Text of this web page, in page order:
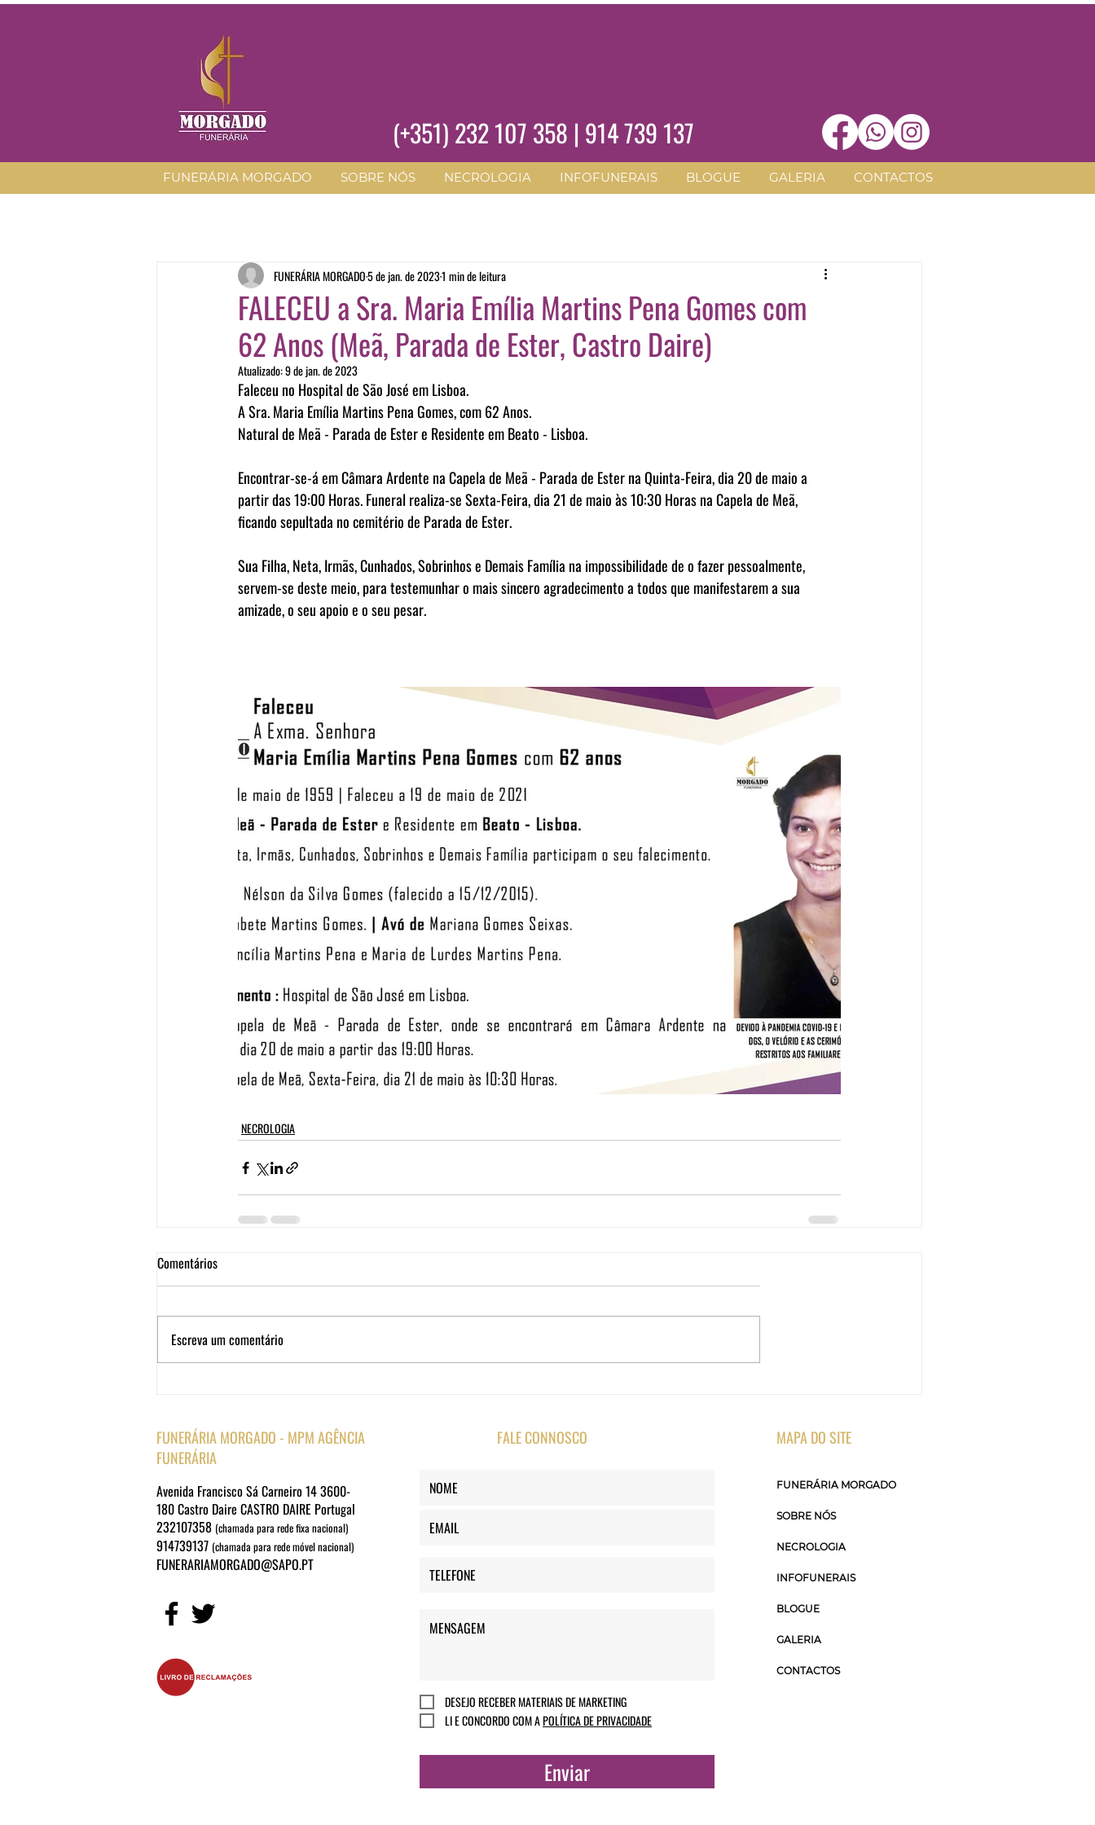
(+351) 232 107 358 | 914 739 137
FUNERÁRIA MORGADO SOBRE NÓS NECROLOGIA INFOFUNERAIS BLOGUE GALERIA CONTACTOS
FALECEU a Sra. Maria Emília Martins Pena Gomes com
62 Anos (Meã, Parada de Ester, Castro Daire)
FUNERÁRIA MORGADO5 de jan. de 20231 min de leitura
Atualizado:9 de jan. de 2023
Faleceu no Hospital de São José em Lisboa.
A Sra. Maria Emília Martins Pena Gomes, com 62 Anos.
Natural de Meã - Parada de Ester e Residente em Beato - Lisboa.
Encontrar-se-á em Câmara Ardente na Capela de Meã - Parada de Ester na Quinta-Feira, dia 20 de maio a
partir das 19:00 Horas. Funeral realiza-se Sexta-Feira, dia 21 de maio às 10:30 Horas na Capela de Meã,
ficando sepultada no cemitério de Parada de Ester.
Sua Filha, Neta, Irmãs, Cunhados, Sobrinhos e Demais Família na impossibilidade de o fazer pessoalmente,
servem-se deste meio, para testemunhar o mais sincero agradecimento a todos que manifestarem a sua
amizade, o seu apoio e o seu pesar.
NECROLOGIA
Comentários
Escreva um comentário
FUNERÁRIA MORGADO - MPM AGÊNCIA
FUNERÁRIA
Avenida Francisco Sá Carneiro 14 3600-
180 Castro Daire CASTRO DAIRE Portugal
232107358 (chamada para rede fixa nacional)
914739137 (chamada para rede móvel nacional)
FUNERARIAMORGADO@SAPO.PT
FALE CONNOSCO
DESEJO RECEBER MATERIAIS DE MARKETING
LI E CONCORDO COM APOLÍTICA DE PRIVACIDADE
Enviar
MAPA DO SITE
FUNERÁRIA MORGADO
SOBRE NÓS
NECROLOGIA
INFOFUNERAIS
BLOGUE
GALERIA
CONTACTOS